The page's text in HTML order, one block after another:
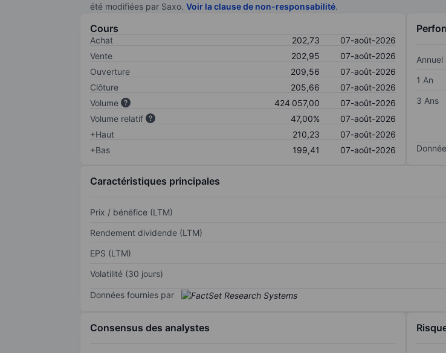
été modifiées par Saxo. Voir la clause de non-responsabilité.
Cours
Achat 202,73
07-août-2026
Vente
202,95
07-août-2026
Ouverture
209,56
07-août-2026
Clôture
205,66
07-août-2026
Volume
424 057,00
07-août-2026
Volume relatif
47,00%
07-août-2026
+Haut
210,23
07-août-2026
+Bas
199,41 07-août-2026
Annuel
1 An
3 Ans
Caractéristiques principales
Prix / bénéfice (LTM)
Rendement dividende (LTM)
EPS (LTM)
Volatilité (30 jours)
Données fournies par
Consensus des analystes